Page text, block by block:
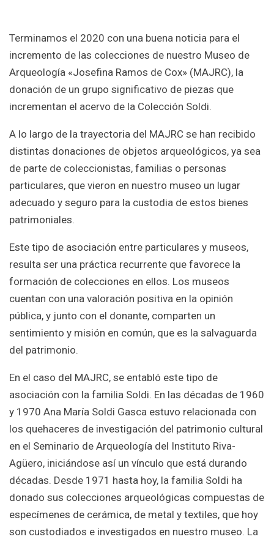
Terminamos el 2020 con una buena noticia para el
incremento de las colecciones de nuestro Museo de
Arqueología «Josefina Ramos de Cox» (MAJRC), la
donación de un grupo significativo de piezas que
incrementan el acervo de la Colección Soldi.
A lo largo de la trayectoria del MAJRC se han recibido
distintas donaciones de objetos arqueológicos, ya sea
de parte de coleccionistas, familias o personas
particulares, que vieron en nuestro museo un lugar
adecuado y seguro para la custodia de estos bienes
patrimoniales.
Este tipo de asociación entre particulares y museos,
resulta ser una práctica recurrente que favorece la
formación de colecciones en ellos. Los museos
cuentan con una valoración positiva en la opinión
pública, y junto con el donante, comparten un
sentimiento y misión en común, que es la salvaguarda
del patrimonio.
En el caso del MAJRC, se entabló este tipo de
asociación con la familia Soldi. En las décadas de 1960
y 1970 Ana María Soldi Gasca estuvo relacionada con
los quehaceres de investigación del patrimonio cultural
en el Seminario de Arqueología del Instituto Riva-
Agüero, iniciándose así un vínculo que está durando
décadas. Desde 1971 hasta hoy, la familia Soldi ha
donado sus colecciones arqueológicas compuestas de
especímenes de cerámica, de metal y textiles, que hoy
son custodiados e investigados en nuestro museo. La